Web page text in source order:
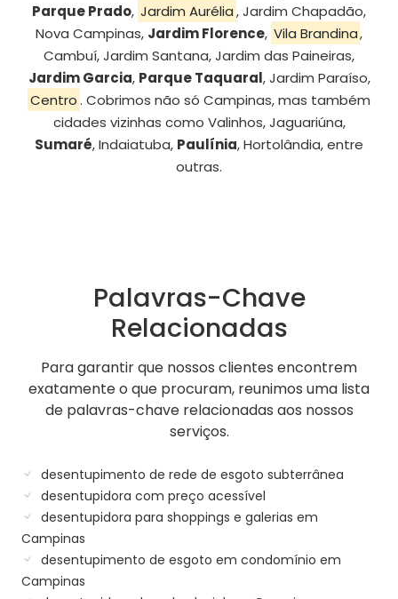
Parque Prado, Jardim Aurélia, Jardim Chapadão,
Nova Campinas, Jardim Florence, Vila Brandina,
Cambuí, Jardim Santana, Jardim das Paineiras,
Jardim Garcia, Parque Taquaral, Jardim Paraíso,
Centro. Cobrimos não só Campinas, mas também
cidades vizinhas como Valinhos, Jaguariúna,
Sumaré, Indaiatuba, Paulínia, Hortolândia, entre
outras.
Palavras-Chave
Relacionadas
Para garantir que nossos clientes encontrem
exatamente o que procuram, reunimos uma lista
de palavras-chave relacionadas aos nossos
serviços.
desentupimento de rede de esgoto subterrânea
desentupidora com preço acessível
desentupidora para shoppings e galerias em
Campinas
desentupimento de esgoto em condomínio em
Campinas